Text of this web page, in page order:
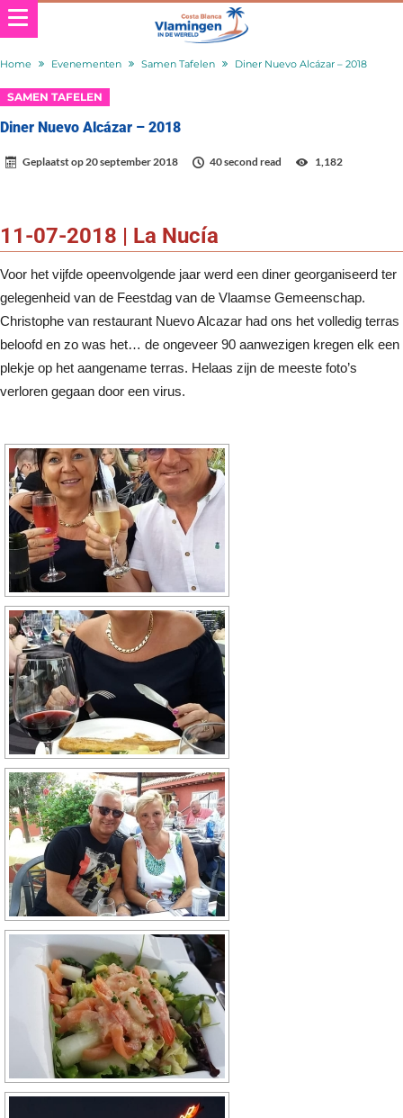
Home Evenementen Samen Tafelen Diner Nuevo Alcázar – 2018
SAMEN TAFELEN
Diner Nuevo Alcázar – 2018
Geplaatst op20 september 2018 40 second read 1,182
11-07-2018 | La Nucía
Voor het vijfde opeenvolgende jaar werd een diner georganiseerd ter
gelegenheid van de Feestdag van de Vlaamse Gemeenschap.
Christophe van restaurant Nuevo Alcazar had ons het volledig terras
beloofd en zo was het… de ongeveer 90 aanwezigen kregen elk een
plekje op het aangename terras. Helaas zijn de meeste foto’s
verloren gegaan door een virus.